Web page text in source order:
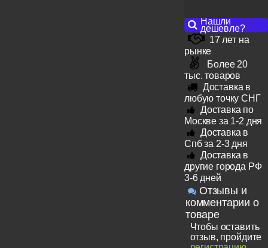
Нашли
дешевле?
17 лет на
рынке
Более 20
тыс. товаров
Доставка в
любую точку СНГ
Доставка по
Москве за 1-2 дня
Доставка в
Спб за 2-3 дня
Доставка в
другие города РФ
3-6 дней
Отзывы и
комментарии о
товаре
Чтобы оставить
отзыв, пройдите